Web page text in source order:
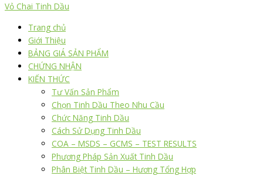
Vỏ Chai Tinh Dầu
Trang chủ
Giới Thiệu
BẢNG GIÁ SẢN PHẨM
CHỨNG NHẬN
KIẾN THỨC
Tư Vấn Sản Phẩm
Chọn Tinh Dầu Theo Nhu Cầu
Chức Năng Tinh Dầu
Cách Sử Dụng Tinh Dầu
COA – MSDS – GCMS – TEST RESULTS
Phương Pháp Sản Xuất Tinh Dầu
Phân Biệt Tinh Dầu – Hương Tổng Hợp